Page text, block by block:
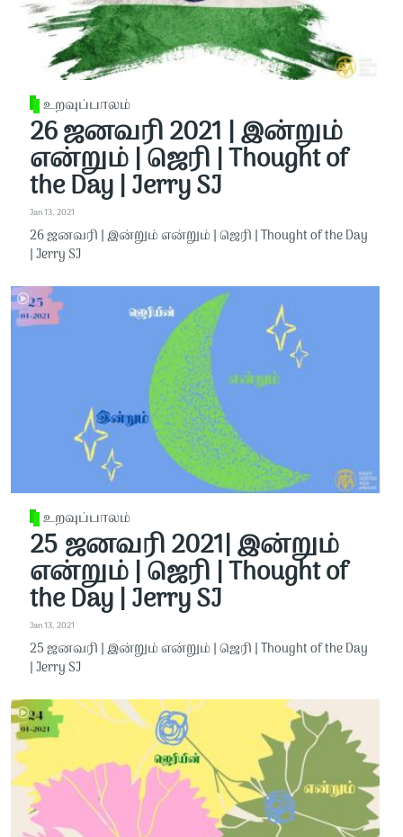
உறவுப்பாலம்
26 ஜனவரி 2021 | இன்றும்
என்றும் | ஜெரி | Thought of
the Day | Jerry SJ
Jan 13, 2021
26 ஜனவரி | இன்றும் என்றும் | ஜெரி | Thought of the Day
| Jerry SJ
உறவுப்பாலம்
25 ஜனவரி 2021| இன்றும்
என்றும் | ஜெரி | Thought of
the Day | Jerry SJ
Jan 13, 2021
25 ஜனவரி | இன்றும் என்றும் | ஜெரி | Thought of the Day
| Jerry SJ